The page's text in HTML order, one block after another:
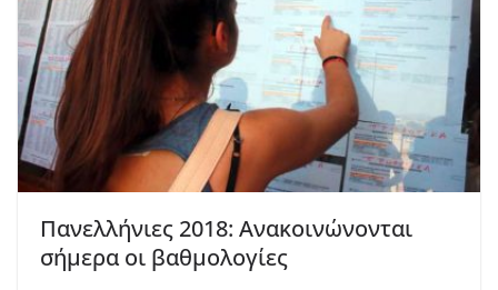
Πανελλήνιες 2018: Ανακοινώνονται
σήμερα οι βαθμολογίες